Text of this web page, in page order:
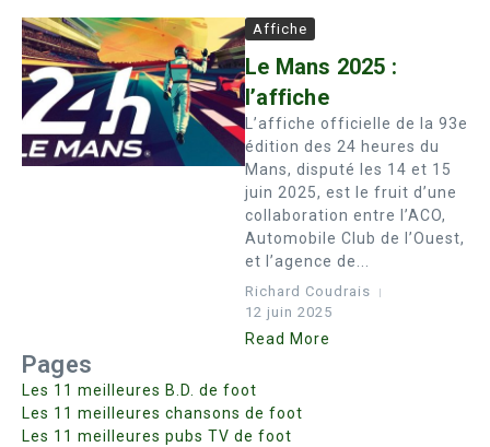
Affiche
Le Mans 2025 :
l’affiche
L’affiche officielle de la 93e
édition des 24 heures du
Mans, disputé les 14 et 15
juin 2025, est le fruit d’une
collaboration entre l’ACO,
Automobile Club de l’Ouest,
et l’agence de...
Richard Coudrais
12 juin 2025
Read More
Pages
Les 11 meilleures B.D. de foot
Les 11 meilleures chansons de foot
Les 11 meilleures pubs TV de foot